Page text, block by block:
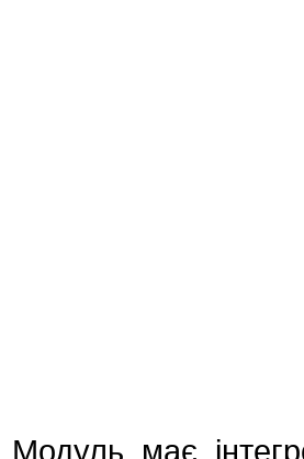
Модуль має